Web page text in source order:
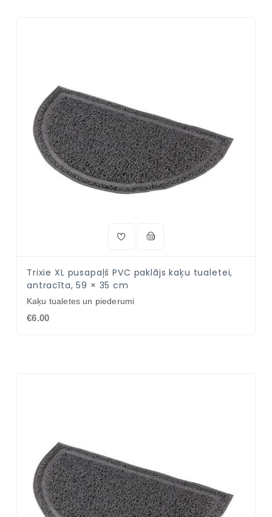
Trixie XL pusapaļš PVC paklājs kaķu tualetei,
antracīta, 59 × 35 cm
Kaķu tualetes un piederumi
€6.00